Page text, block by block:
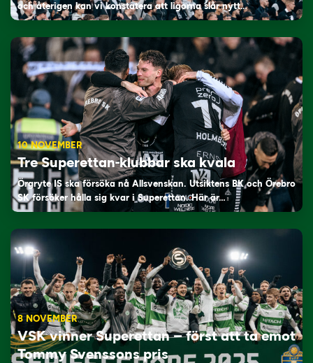
och återigen kan vi konstatera att ligorna slår nytt…
10 NOVEMBER
Tre Superettan-klubbar ska kvala
Örgryte IS ska försöka nå Allsvenskan. Utsiktens BK och Örebro
SK försöker hålla sig kvar i Superettan. Här är…
8 NOVEMBER
VSK vinner Superettan – först att ta emot
Tommy Svenssons pris